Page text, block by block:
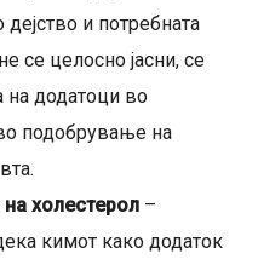
и потребната
се целосно јасни, се
додатоци во
подобрување на
холестерол –
кимот како додаток